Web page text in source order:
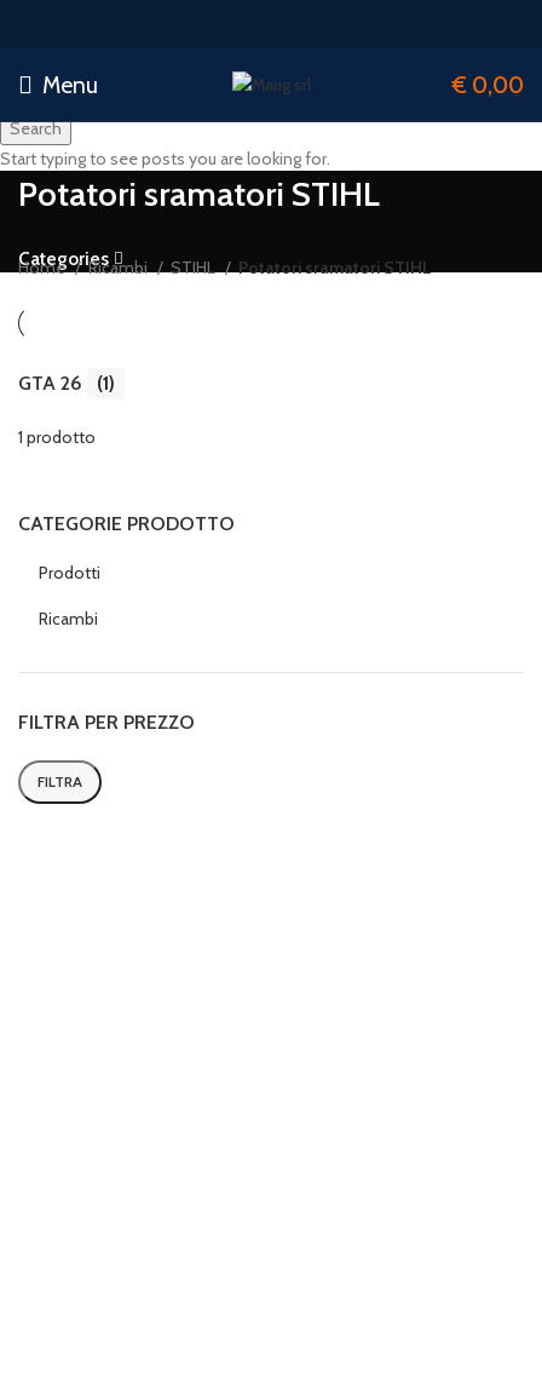
Menu € 0,00
Potatori sramatori STIHL
Categories
CATEGORIE PRODOTTO
Prodotti
Ricambi
FILTRA PER PREZZO
Prezzo
Prezzo
FILTRA
Home Ricambi STIHL Potatori sramatori STIHL
GTA 26 (1)
1 prodotto
Search
Start typing to see posts you are looking for.